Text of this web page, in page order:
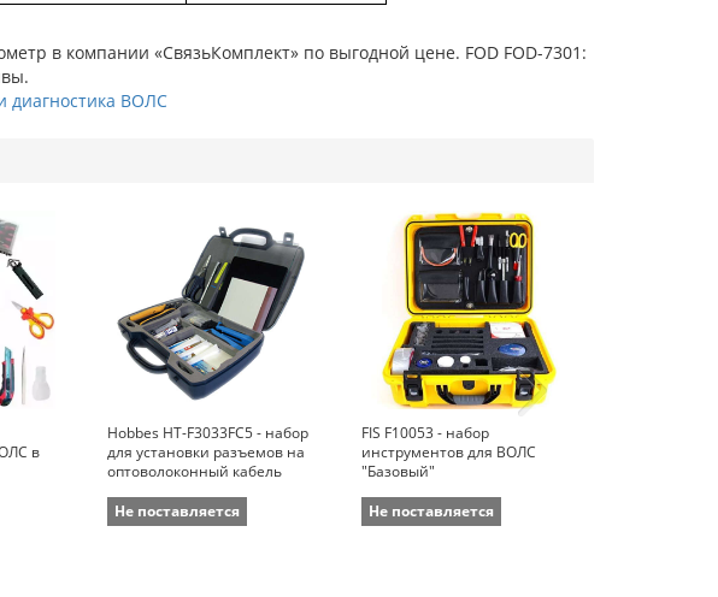
в компании «СвязьКомплект» по выгодной цене. FOD FOD-7301:
диагностика ВОЛС
в
Hobbes HT-F3033FC5 - набор
для установки разъемов на
оптоволоконный кабель
Не поставляется
FIS F10053 - набор
инструментов для ВОЛС
"Базовый"
Не поставляется